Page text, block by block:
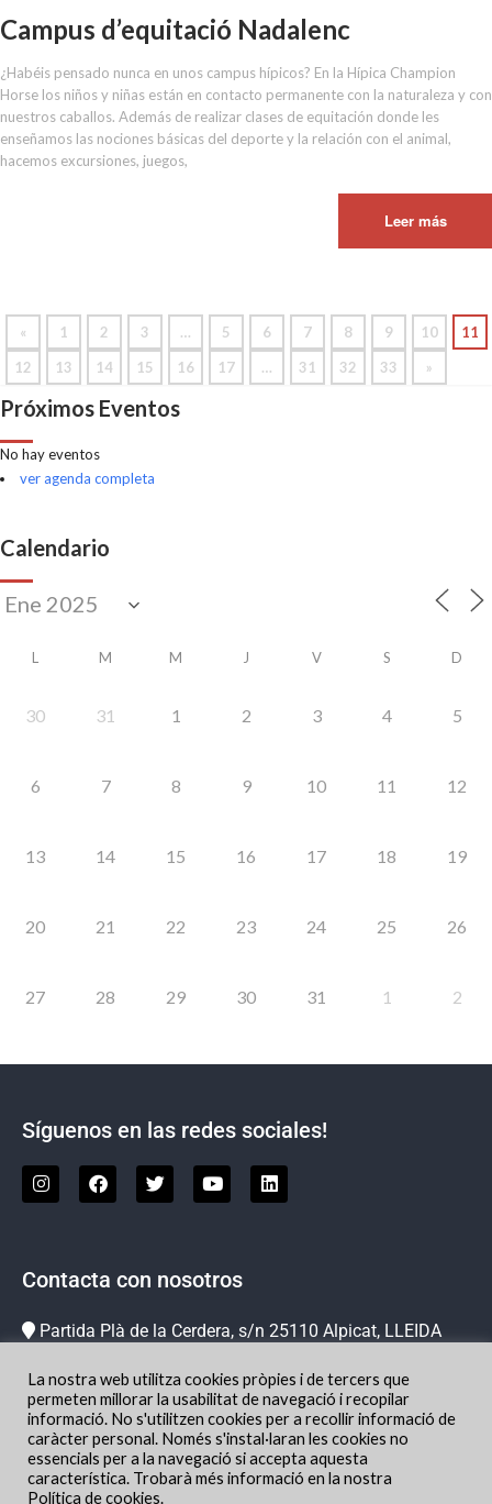
Campus d’equitació Nadalenc
¿Habéis pensado nunca en unos campus hípicos? En la Hípica Champion
Horse los niños y niñas están en contacto permanente con la naturaleza y con
nuestros caballos. Además de realizar clases de equitación donde les
enseñamos las nociones básicas del deporte y la relación con el animal,
hacemos excursiones, juegos,
Leer más
« 1 2 3 … 5 6 7 8 9 10
11
12
13 14 15 16 17 … 31 32 33 »
Próximos Eventos
No hay eventos
ver agenda completa
Calendario
L M M J V S D
30 31 1 2 3 4 5
6 7 8 9 10 11 12
13 14 15 16 17 18 19
20 21 22 23 24 25 26
27 28 29 30 31 1 2
Síguenos en las redes sociales!
Contacta con nosotros
Partida Plà de la Cerdera, s/n 25110 Alpicat, LLEIDA
info@hipicachampion.com
Localización
La nostra web utilitza cookies pròpies i de tercers que
permeten millorar la usabilitat de navegació i recopilar
informació. No s'utilitzen cookies per a recollir informació de
caràcter personal. Només s'instal·laran les cookies no
essencials per a la navegació si accepta aquesta
característica. Trobarà més informació en la nostra
Política de cookies.